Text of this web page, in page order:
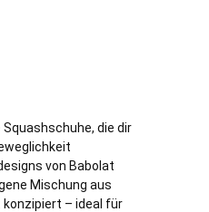
die dir
von Babolat
Mischung aus
– ideal für